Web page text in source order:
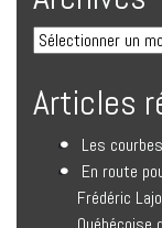
Articles
Les
En route
Frédéric